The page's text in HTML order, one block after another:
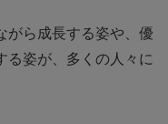
がら成長する姿や、優
る姿が、多くの人々に